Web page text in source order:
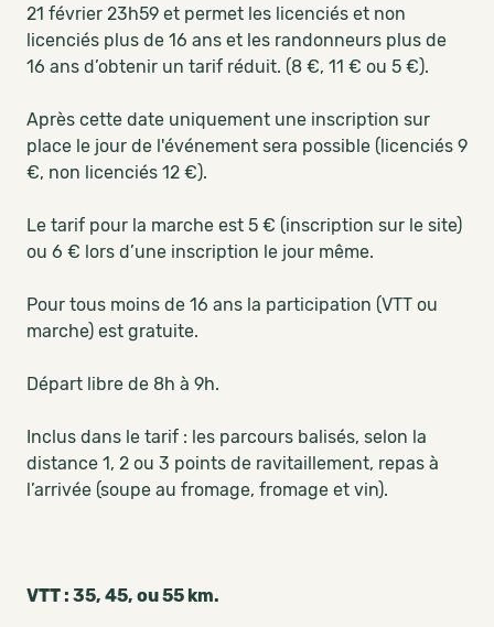
21 février 23h59 et permet les licenciés et non
licenciés plus de 16 ans et les randonneurs plus de
16 ans d’obtenir un tarif réduit. (8 €, 11 € ou 5 €).
Après cette date uniquement une inscription sur
place le jour de l'événement sera possible (licenciés 9
€, non licenciés 12 €).
Le tarif pour la marche est 5 € (inscription sur le site)
ou 6 € lors d’une inscription le jour même.
Pour tous moins de 16 ans la participation (VTT ou
marche) est gratuite.
Départ libre de 8h à 9h.
Inclus dans le tarif : les parcours balisés, selon la
distance 1, 2 ou 3 points de ravitaillement, repas à
l’arrivée (soupe au fromage, fromage et vin).
VTT : 35, 45, ou 55 km.